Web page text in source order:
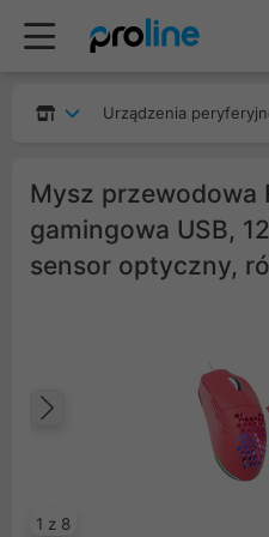
Urządzenia
Mysz przewodowa
gamingowa USB,
sensor optyczny,
1 z 8
Poprzedni